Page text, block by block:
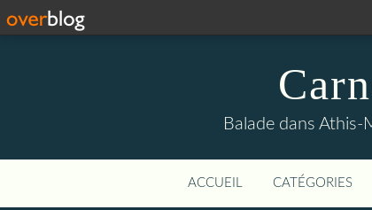
Balade dans
ACCUEIL CATÉGORIES